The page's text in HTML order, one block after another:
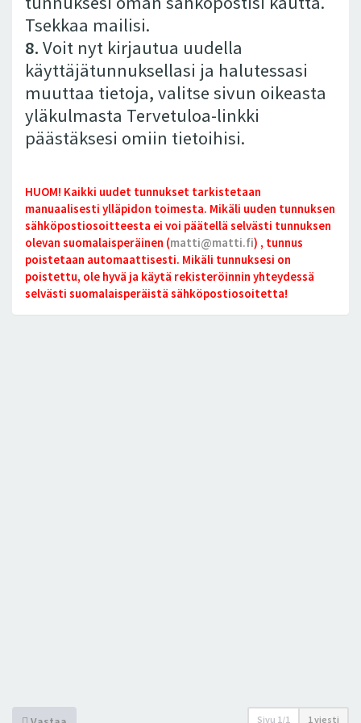
Tsekkaa mailisi.
8. Voit nyt kirjautua uudella
käyttäjätunnuksellasi ja halutessasi
muuttaa tietoja, valitse sivun oikeasta
yläkulmasta Tervetuloa-linkki
päästäksesi omiin tietoihisi.
HUOM! Kaikki uudet tunnukset tarkistetaan
manuaalisesti ylläpidon toimesta. Mikäli uuden tunnuksen
sähköpostiosoitteesta ei voi päätellä selvästi tunnuksen
olevan suomalaisperäinen (matti@matti.fi) , tunnus
poistetaan automaattisesti. Mikäli tunnuksesi on
poistettu, ole hyvä ja käytä rekisteröinnin yhteydessä
selvästi suomalaisperäistä sähköpostiosoitetta!
Sivu 1/1 1 viesti